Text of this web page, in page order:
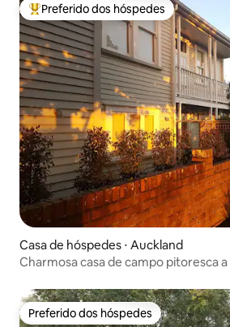
Entre os melhores preferidos dos
Preferido dos hóspedes
Casa de hóspedes ⋅ Auckland
Charmosa casa de campo pitoresca
Preferido dos hóspedes
Preferido dos hóspedes